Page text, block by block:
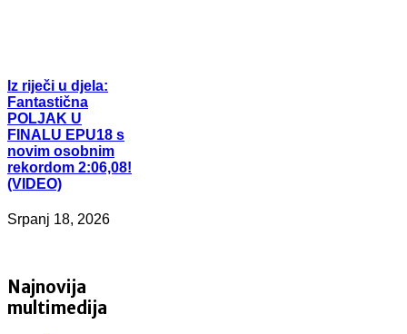
Iz riječi u djela:
Fantastična
POLJAK U
FINALU EPU18 s
novim osobnim
rekordom 2:06,08!
(VIDEO)
Srpanj 18, 2026
Najnovija
multimedija